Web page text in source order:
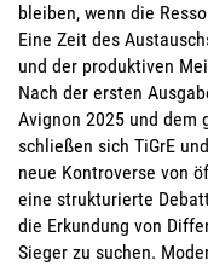
bleiben, wenn die
Eine Zeit des
und der produktiven
Nach der ersten
Avignon 2025 und dem
schließen sich TiGrE
neue Kontroverse von
eine strukturierte
die Erkundung von
Sieger zu suchen.